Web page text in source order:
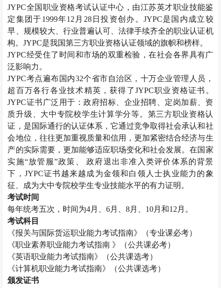
JYPC全国职业资格考试认证中心，由江苏英才职业技能鉴
定集团于1999年12 月 28日投资创办。 JYPC是国内成立较
早、规模较大、行业普遍认可、法律手续齐全的职业认证机
构。JYPC是我国第三方职业资格认证领域的旗帜和榜样。
JYPC经受住了时间和市场的双重检验，在社会各界具有广
泛影响力。
JYPC考点遍布国内32个省市自治区，十万企业管理人员，
超百万各行各业技术精英，获得了JYPC职业资格证书。
JYPC证书广泛用于：政府招标、企业招聘、定岗加薪、资
质升级、大中专院校学生计算学分等。第三方职业资格认
证，是国际通行的认证体系，它通过竞争取得社会承认和社
会地位，往往更加重视质量和信用，更加紧密结合经济与生
产的实际需要，更加能够适应职场变化和社会发展。在国家
实施“放管服”政策、 政府退出非准入类评价体系的背景
下， JYPC证书越来越成为金领和白领人士执业能力的象
征、成为大中专院校学生专业技能水平的有力证明。
考试时间
每年统考五次，时间为4月、6月、8月、 10月和12 月。
考试科目
《报关与国际货运职业能力考试指南》（专业课必考）
《职业素养职业能力考试指南 》（公共课必考）
《英语职业能力考试指南》（公共课选考）
《计算机职业能力考试指南》（公共课选考）
颁发证书